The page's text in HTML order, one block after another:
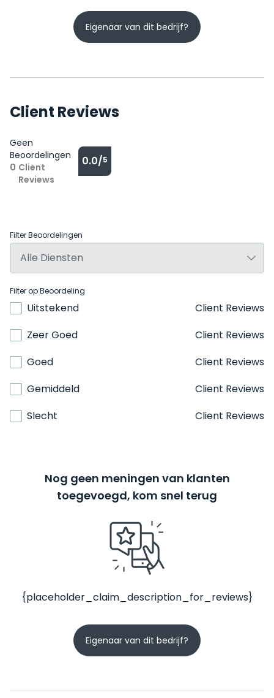
Eigenaar van dit bedrijf?
Client Reviews
Geen
Beoordelingen
0 Client
Reviews
0.0/5
Filter Beoordelingen
Filter op Beoordeling
Uitstekend
Client Reviews
Zeer Goed
Client Reviews
Goed
Client Reviews
Gemiddeld
Client Reviews
Slecht
Client Reviews
Nog geen meningen van klanten
toegevoegd, kom snel terug
{placeholder_claim_description_for_reviews}
Eigenaar van dit bedrijf?